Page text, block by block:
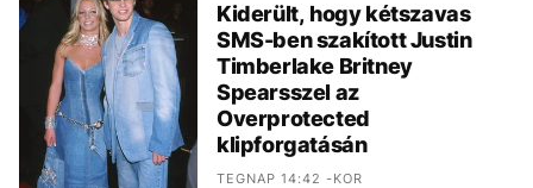
Kiderült, hogy kétszavas
SMS-ben szakított Justin
Timberlake Britney
Spearsszel az
Overprotected
klipforgatásán
TEGNAP 14:42 -KOR